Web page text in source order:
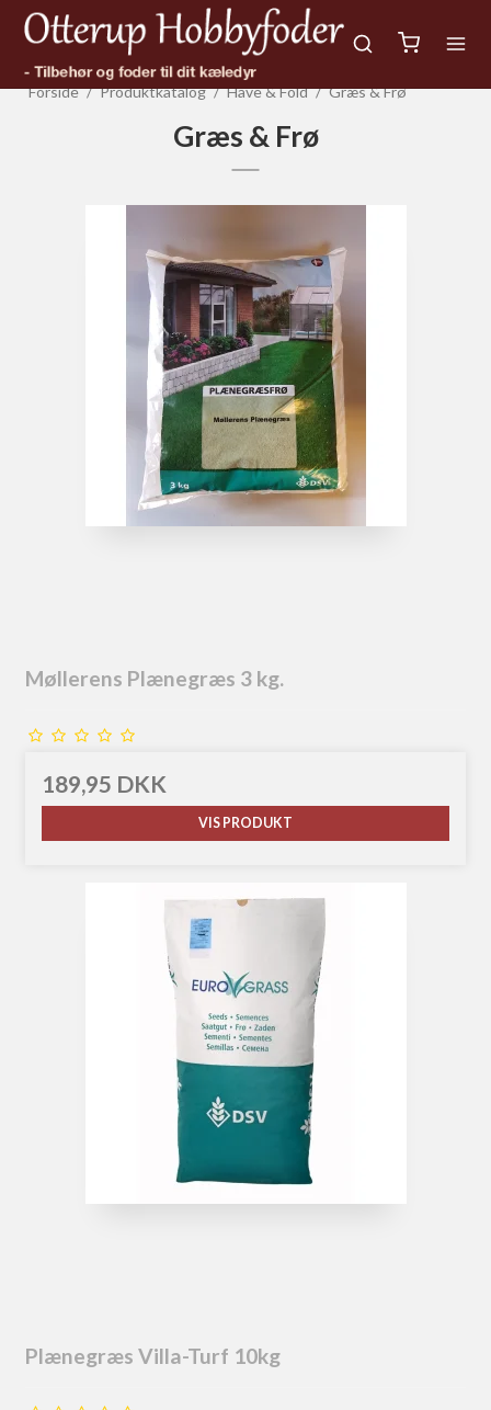
Forside / Produktkatalog / Have & Fold / Græs & Frø
Græs & Frø
Møllerens Plænegræs 3 kg.
189,95 DKK
VIS PRODUKT
Plænegræs Villa-Turf 10kg